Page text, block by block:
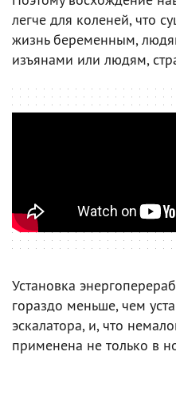
легче для коленей, что
жизнь беременным,
изъянами или людям,
Установка
гораздо меньше, чем
эскалатора, и, что
применена не только в